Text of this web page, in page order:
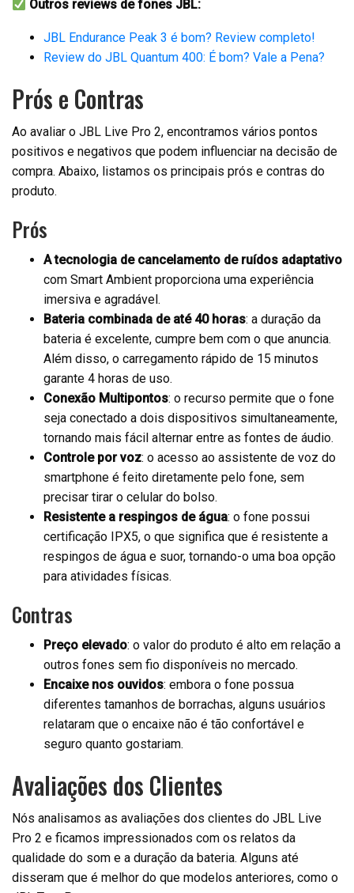
Outros reviews de fones JBL:
JBL Endurance Peak 3 é bom? Review completo!
Review do JBL Quantum 400: É bom? Vale a Pena?
Prós e Contras
Ao avaliar o JBL Live Pro 2, encontramos vários pontos
positivos e negativos que podem influenciar na decisão de
compra. Abaixo, listamos os principais prós e contras do
produto.
Prós
A tecnologia de cancelamento de ruídos adaptativo
com Smart Ambient proporciona uma experiência
imersiva e agradável.
Bateria combinada de até 40 horas: a duração da
bateria é excelente, cumpre bem com o que anuncia.
Além disso, o carregamento rápido de 15 minutos
garante 4 horas de uso.
Conexão Multipontos: o recurso permite que o fone
seja conectado a dois dispositivos simultaneamente,
tornando mais fácil alternar entre as fontes de áudio.
Controle por voz: o acesso ao assistente de voz do
smartphone é feito diretamente pelo fone, sem
precisar tirar o celular do bolso.
Resistente a respingos de água: o fone possui
certificação IPX5, o que significa que é resistente a
respingos de água e suor, tornando-o uma boa opção
para atividades físicas.
Contras
Preço elevado: o valor do produto é alto em relação a
outros fones sem fio disponíveis no mercado.
Encaixe nos ouvidos: embora o fone possua
diferentes tamanhos de borrachas, alguns usuários
relataram que o encaixe não é tão confortável e
seguro quanto gostariam.
Avaliações dos Clientes
Nós analisamos as avaliações dos clientes do JBL Live
Pro 2 e ficamos impressionados com os relatos da
qualidade do som e a duração da bateria. Alguns até
disseram que é melhor do que modelos anteriores, como o